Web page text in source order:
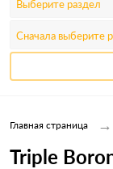
Выберите раздел
Сначала выберите
Главная страница →
Triple